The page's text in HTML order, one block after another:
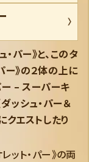
パー》と、このタ
ー》の２体の上に
ー – スーパーキ
ッシュ・パー＆
クエストしたり
ット・パー》の両